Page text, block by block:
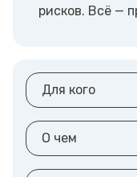
рисков. Всё —
Для кого
О чем